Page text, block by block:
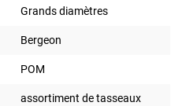
Grands diamètres
Bergeon
POM
assortiment de tasseaux